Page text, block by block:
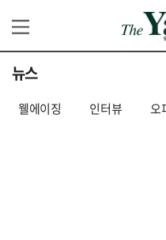
뉴스
웰에이징 인터뷰 오